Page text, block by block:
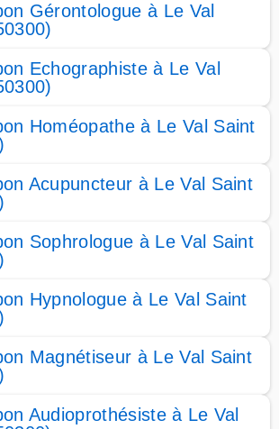
Gérontologue à Le Val
Echographiste à Le Val
Homéopathe à Le Val Saint
Acupuncteur à Le Val Saint
Sophrologue à Le Val Saint
Hypnologue à Le Val Saint
Magnétiseur à Le Val Saint
Audioprothésiste à Le Val